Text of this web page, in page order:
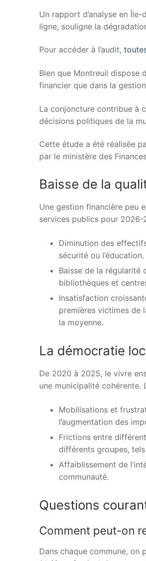
Un rapport d’analyse en
ligne, souligne la
Pour accéder à l’audit,
Bien que Montreuil dispose
financier que dans la
La conjoncture contribue à
décisions politiques de la
Cette étude a été réalisée
par le ministère des
Baisse de la
Une gestion financière peu
services publics pour
Diminution des
sécurité ou l’éducation.
Baisse de la régularité
bibliothèques et
Insatisfaction
premières victimes de
la moyenne.
La démocratie
De 2020 à 2025, le vivre
une municipalité cohérente.
Mobilisations et
l’augmentation des
Frictions entre
différents groupes,
Affaiblissement de
communauté.
Questions
Comment peut-on
Dans chaque commune, on